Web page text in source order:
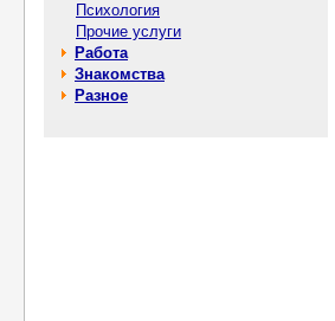
Психология
Прочие услуги
Работа
Знакомства
Разное